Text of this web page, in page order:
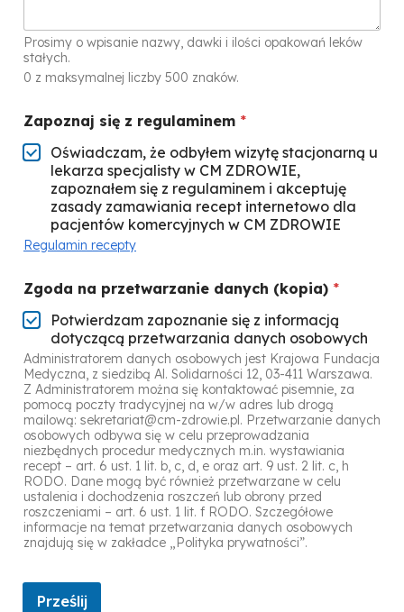
Prosimy o wpisanie nazwy, dawki i ilości opakowań leków
stałych.
0 z maksymalnej liczby 500 znaków.
a
P
E
a
Zapoznaj się z regulaminem *
Oświadczam, że odbyłem wizytę stacjonarną u
lekarza specjalisty w CM ZDROWIE,
zapoznałem się z regulaminem i akceptuję
zasady zamawiania recept internetowo dla
pacjentów komercyjnych w CM ZDROWIE
Regulamin recepty
Zgoda na przetwarzanie danych (kopia) *
Potwierdzam zapoznanie się z informacją
dotyczącą przetwarzania danych osobowych
Administratorem danych osobowych jest Krajowa Fundacja
Medyczna, z siedzibą Al. Solidarności 12, 03-411 Warszawa.
Z Administratorem można się kontaktować pisemnie, za
pomocą poczty tradycyjnej na w/w adres lub drogą
mailową: sekretariat@cm-zdrowie.pl. Przetwarzanie danych
osobowych odbywa się w celu przeprowadzania
niezbędnych procedur medycznych m.in. wystawiania
recept – art. 6 ust. 1 lit. b, c, d, e oraz art. 9 ust. 2 lit. c, h
RODO. Dane mogą być również przetwarzane w celu
ustalenia i dochodzenia roszczeń lub obrony przed
roszczeniami – art. 6 ust. 1 lit. f RODO. Szczegółowe
informacje na temat przetwarzania danych osobowych
znajdują się w zakładce „Polityka prywatności”.
Prześlij